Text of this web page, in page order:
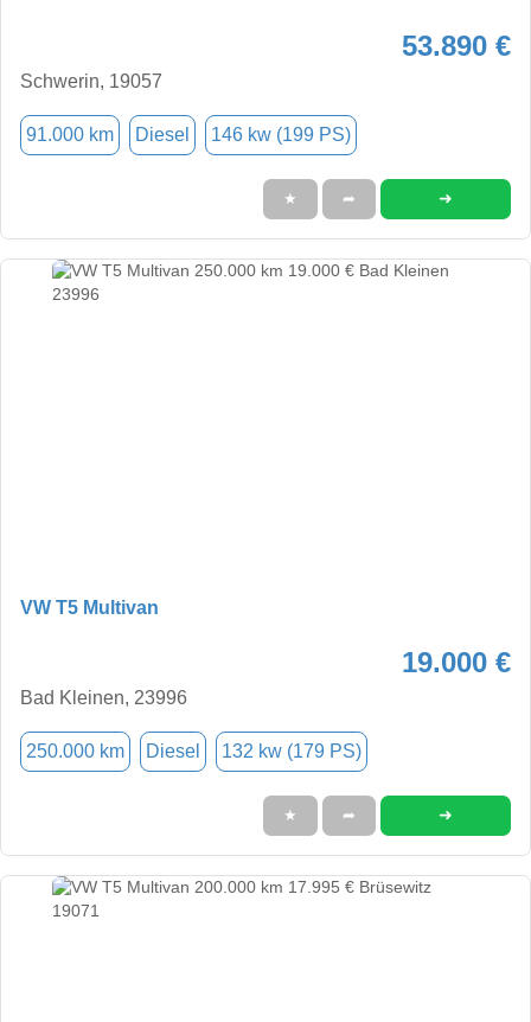
53.890 €
Schwerin, 19057
91.000 km Diesel 146 kw (199 PS)
★ ➦ ➜
VW T5 Multivan
19.000 €
Bad Kleinen, 23996
250.000 km Diesel 132 kw (179 PS)
★ ➦ ➜